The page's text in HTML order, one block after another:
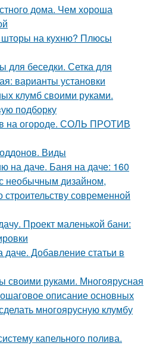
дома. Чем хороша
шторы на кухню? Плюсы
для беседки. Сетка для
варианты установки
клумб своими руками.
подборку
на огороде. СОЛЬ ПРОТИВ
Виды
на даче. Баня на даче: 160
необычным дизайном,
современной
Проект маленькой бани:
Добавление статьи в
своими руками. Многоярусная
описание основных
многоярусную клумбу
капельного полива.